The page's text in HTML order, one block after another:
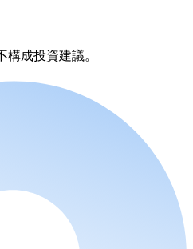
成投資建議。